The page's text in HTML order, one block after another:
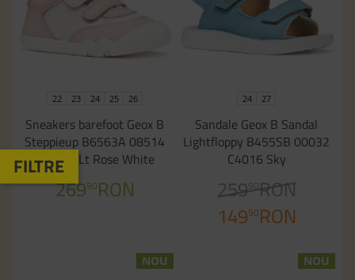
22 23 24 25 26
Sneakers barefoot Geox B
Steppieup B6563A 08514
C8W1Z Lt Rose White
26990RON
24 27
Sandale Geox B Sandal
Lightfloppy B455SB 00032
C4016 Sky
259 90RON
14990RON
NOU NOU